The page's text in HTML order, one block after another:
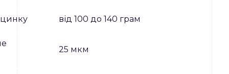
цинку від 100 до 140 грам
25 мкм